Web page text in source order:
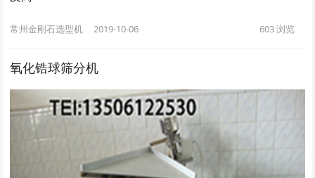
常州金刚石选型机 2019-10-06 603浏览
氧化锆球筛分机